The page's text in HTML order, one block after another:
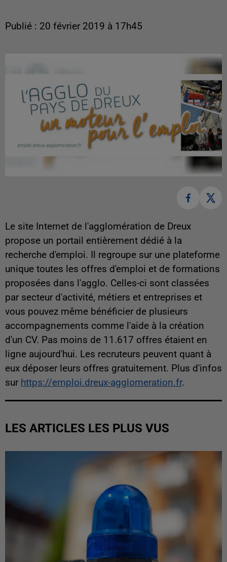
Publié : 20 février 2019 à 17h45
Le site Internet de l'agglomération de Dreux
propose un portail entièrement dédié à la
recherche d'emploi. Il regroupe sur une plateforme
unique toutes les offres d'emploi et de formations
proposées dans l'agglo. Celles-ci sont classées
par secteur d'activité, métiers et entreprises et
vous pouvez même bénéficier de plusieurs
accompagnements comme l'aide à la création
d'un CV. Pas moins de 11.617 offres étaient en
ligne aujourd'hui. Les recruteurs peuvent quant à
eux déposer leurs offres gratuitement. Plus d'infos
sur https://emploi.dreux-agglomeration.fr.
LES ARTICLES LES PLUS VUS